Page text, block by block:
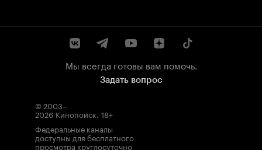
Мы всегда готовы вам помочь.
Задать вопрос
© 2003–
2026 Кинопоиск. 18+
Федеральные каналы
доступны для бесплатного
просмотра круглосуточно